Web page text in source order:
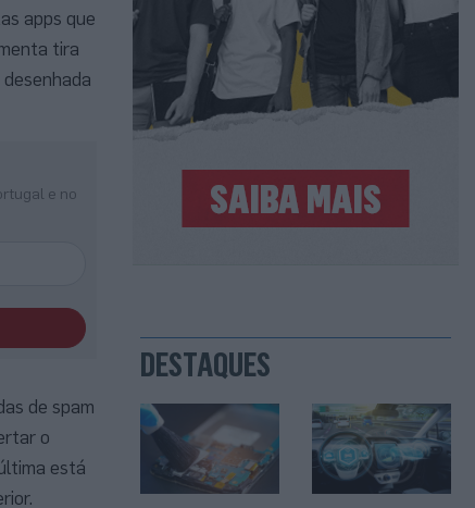
apps que
tira
e no
de spam
o
está
DESTAQUES